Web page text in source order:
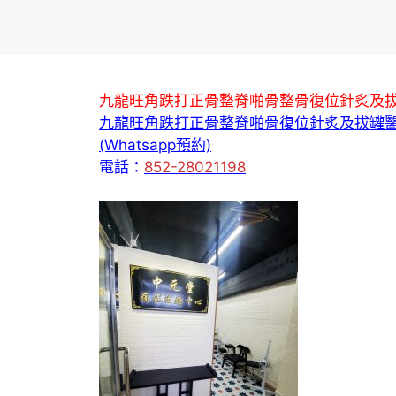
九龍旺角跌打正骨整脊啪骨整骨復位針炙及
九龍旺角跌打正骨整脊啪骨復位針炙及拔罐
(Whatsapp預約)
電話： 852-28021198